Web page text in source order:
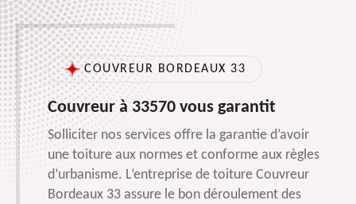
COUVREUR BORDEAUX 33
Couvreur à 33570 vous garantit
Solliciter nos services offre la garantie d’avoir
une toiture aux normes et conforme aux règles
d’urbanisme. L’entreprise de toiture Couvreur
Bordeaux 33 assure le bon déroulement des